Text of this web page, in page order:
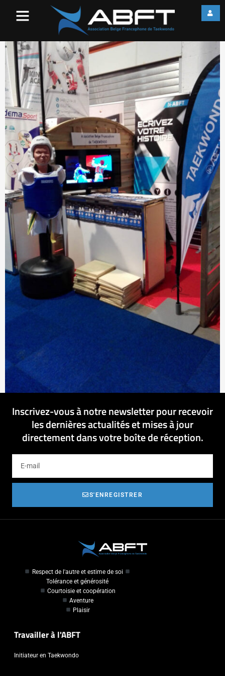
Inscrivez-vous à notre newsletter pour recevoir
les dernières actualités et mises à jour
directement dans votre boîte de réception.
S'ENREGISTRER
Respect de l'autre et estime de soi
Tolérance et générosité
Courtoisie et coopération
Aventure
Plaisir
Travailler à l'ABFT
Initiateur en Taekwondo